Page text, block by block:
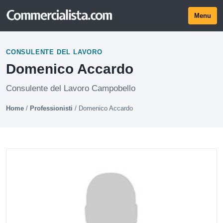
Menu
CONSULENTE DEL LAVORO
Domenico Accardo
Consulente del Lavoro Campobello
Home / Professionisti / Domenico Accardo